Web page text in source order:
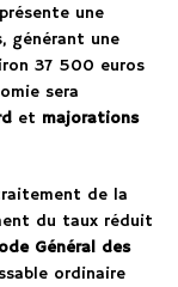
une
générant une
37 500 euros
sera
et majorations
de la
du taux réduit
Général des
ordinaire